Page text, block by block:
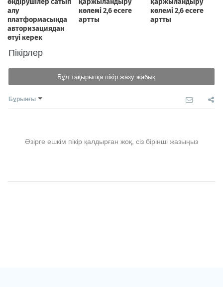
Пікірлер
Бұл тақырыпқа пікір жазу жабық
Бұрынғы
Әзірге ешкім пікір қалдырған жоқ, сіз бірінші жазыңыз